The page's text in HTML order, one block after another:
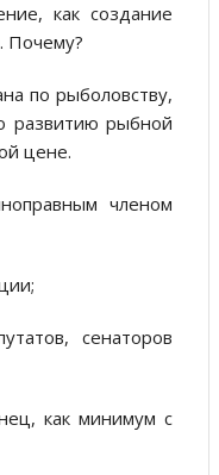
как создание
Почему?
по рыболовству,
развитию рыбной
цене.
членом
сенаторов
как минимум с